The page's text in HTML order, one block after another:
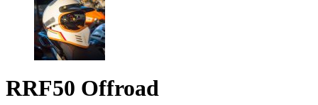
RRF50 Offroad